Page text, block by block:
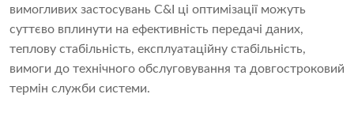
вимогливих застосувань C&I ці оптимізації можуть
суттєво вплинути на ефективність передачі даних,
теплову стабільність, експлуатаційну стабільність,
вимоги до технічного обслуговування та довгостроковий
термін служби системи.